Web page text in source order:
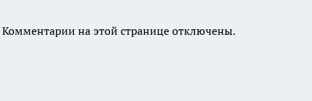
Комментарии на этой странице отключены.